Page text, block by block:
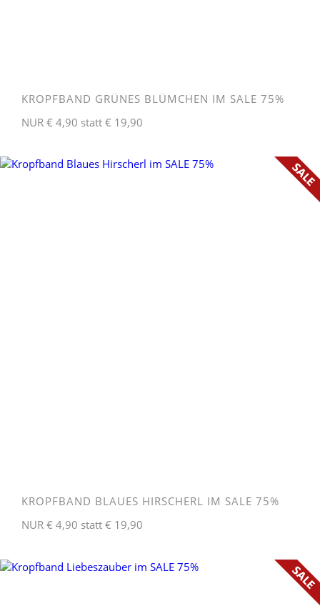
KROPFBAND GRÜNES BLÜMCHEN IM SALE 75%
NUR € 4,90 statt € 19,90
KROPFBAND BLAUES HIRSCHERL IM SALE 75%
NUR € 4,90 statt € 19,90